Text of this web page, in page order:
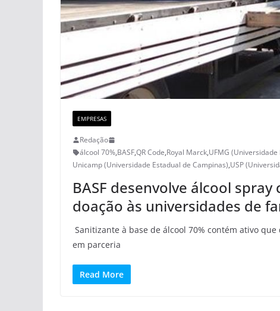
EMPRESAS
Redação
álcool 70%,BASF,QR Code,Royal Marck,UFMG
Unicamp (Universidade Estadual de Campinas),USP
BASF desenvolve álcool
doação às universidades de
Sanitizante à base de álcool 70% contém ativo
em parceria
Read More